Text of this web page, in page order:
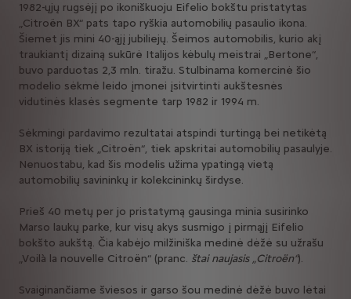
1982-ųjų rugsėjį po ikoniškuoju Eifelio bokštu pristatytas
„Citroën BX“ pats tapo ryškia automobilių pasaulio ikona.
Šiemet jis mini 40-ąjį jubiliejų. Šeimos automobilis, kurio akį
traukiantį dizainą sukūrė Italijos kėbulų meistrai „Bertone“,
buvo parduotas 2,3 mln. tiražu. Stulbinama komercinė šio
modelio sėkmė leido įmonei įsitvirtinti aukštesnės
vidutinės klasės segmente tarp 1982 ir 1994 m.
Sėkmingi pardavimo rezultatai atspindi turtingą bei netikėtą
BX istoriją tiek „Citroën“, tiek apskritai automobilių pasaulyje.
Nenuostabu, kad šis modelis užima ypatingą vietą
automobilių savininkų ir kolekcininkų širdyse.
Prieš 40 metų per jo pristatymą gausinga minia susirinko
Marso laukų parke, kur visų akys susmigo į pirmąjį Eifelio
bokšto aukštą. Čia kabėjo milžiniška medinė dėžė su užrašu
„Voilà la nouvelle Citroën“ (pranc. štai naujasis „Citroën“).
Svaiginančiame šviesos ir garso šou medinė dėžė buvo lėtai